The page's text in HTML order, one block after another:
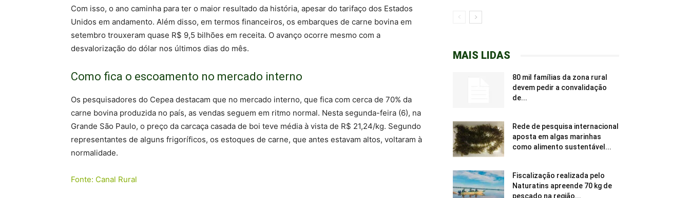
Com isso, o ano caminha para ter o maior resultado da história, apesar do tarifaço dos Estados
Unidos em andamento. Além disso, em termos financeiros, os embarques de carne bovina em
setembro trouxeram quase R$ 9,5 bilhões em receita. O avanço ocorre mesmo com a
desvalorização do dólar nos últimos dias do mês.
Como fica o escoamento no mercado interno
Os pesquisadores do Cepea destacam que no mercado interno, que fica com cerca de 70% da
carne bovina produzida no país, as vendas seguem em ritmo normal. Nesta segunda-feira (6), na
Grande São Paulo, o preço da carcaça casada de boi teve média à vista de R$ 21,24/kg. Segundo
representantes de alguns frigoríficos, os estoques de carne, que antes estavam altos, voltaram à
normalidade.
Fonte: Canal Rural
MAIS LIDAS
80 mil famílias da zona rural
devem pedir a convalidação
de...
Rede de pesquisa internacional
aposta em algas marinhas
como alimento sustentável...
Fiscalização realizada pelo
Naturatins apreende 70 kg de
pescado na região...